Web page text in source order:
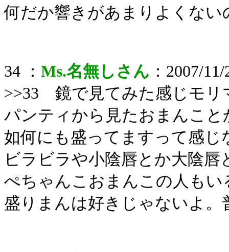
何だか響きがあまりよくな
34 ： Ms.名無しさん ：2007/
>>33 鏡で見てみた感じモリ
パンティから見たおまんこと
如何にも盛ってますって感じ
ビラビラや小陰唇とか大陰唇
ぺちゃんこおまんこの人も
盛りまんは好きじゃないよ。